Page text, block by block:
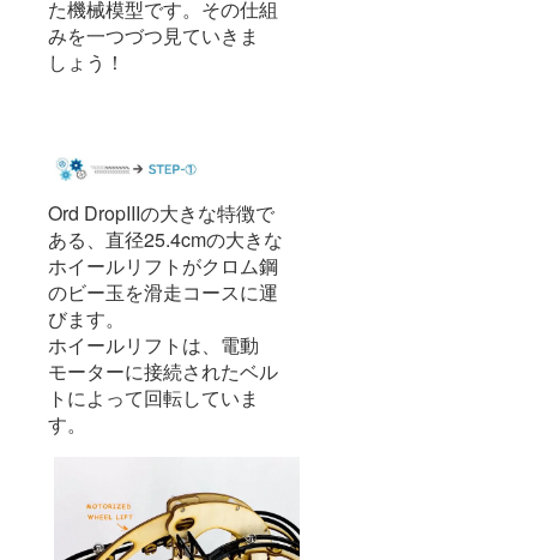
た機械模型です。その仕組
みを一つづつ見ていきま
しょう！
Ord DropIIIの大きな特徴で
ある、直径25.4cmの大きな
ホイールリフトがクロム鋼
のビー玉を滑走コースに運
びます。
ホイールリフトは、電動
モーターに接続されたベル
トによって回転していま
す。